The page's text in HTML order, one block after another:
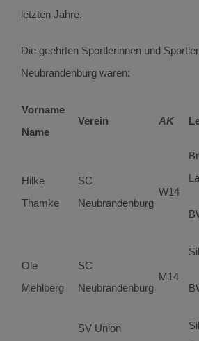
letzten Jahre.
Die geehrten Sportlerinnen und
Neubrandenburg waren:
Vorname
Name
Verein AK
Hilke
Thamke
SC
Neubrandenburg
W14
Ole
Mehlberg
SC
Neubrandenburg
M14
SV Union